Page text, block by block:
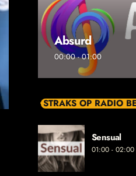
Absurd
00:00 - 01:00
STRAKS OP RADIO
Sensual
01:00 - 02:00